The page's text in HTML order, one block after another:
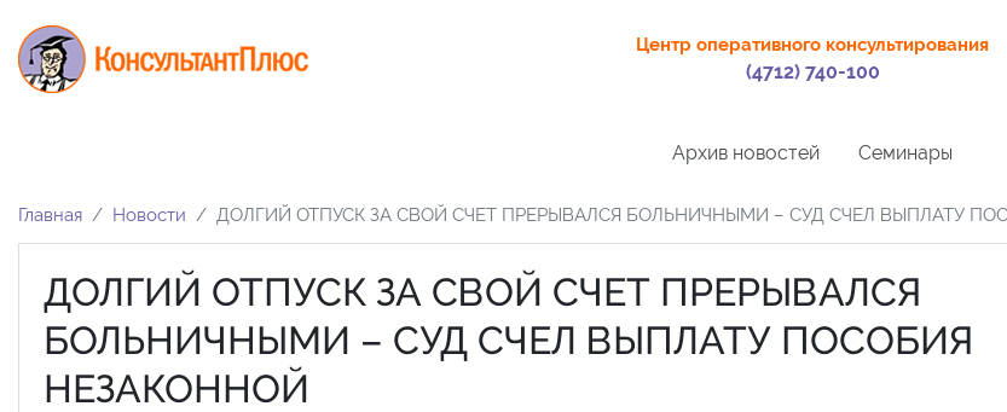
Центр оперативного консультирования
(4712) 740-100
Архив новостей Семинары
Главная Новости ДОЛГИЙ ОТПУСК ЗА СВОЙ СЧЕТ ПРЕРЫВАЛСЯ БОЛЬНИЧНЫМИ – СУД СЧЕЛ ВЫПЛАТУ
ДОЛГИЙ ОТПУСК ЗА СВОЙ СЧЕТ ПРЕРЫВАЛСЯ
БОЛЬНИЧНЫМИ – СУД СЧЕЛ ВЫПЛАТУ ПОСОБИЯ
НЕЗАКОННОЙ